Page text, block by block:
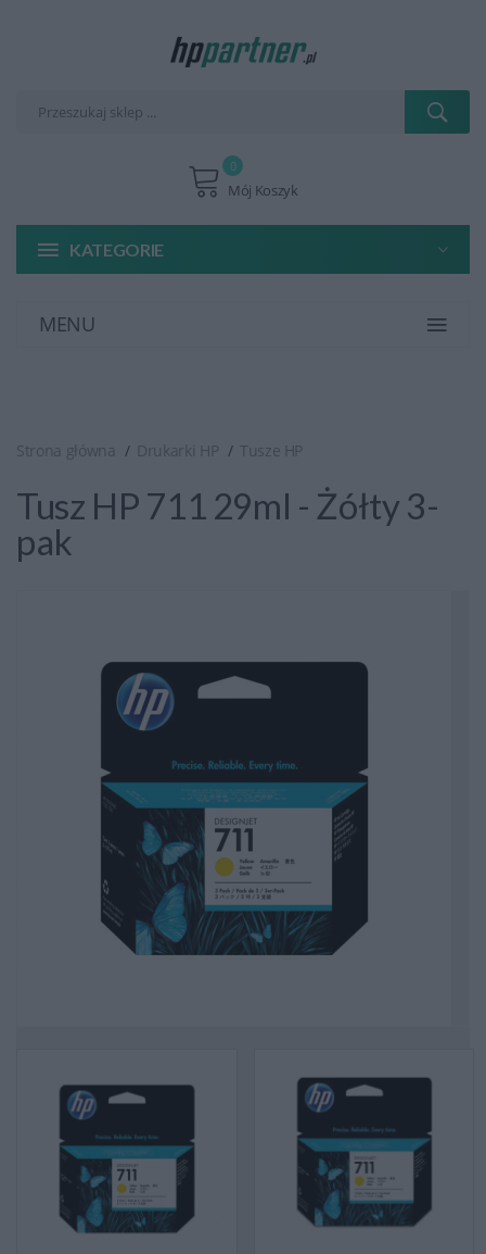
Mój Koszyk
0
KATEGORIE
MENU
Strona główna Drukarki HP Tusze HP
Tusz HP 711 29ml - Żółty 3-
pak